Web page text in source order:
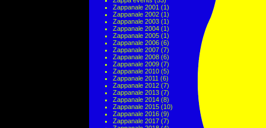
Zappanale 2001 (1)
Zappanale 2002 (1)
Zappanale 2003 (1)
Zappanale 2004 (1)
Zappanale 2005 (1)
Zappanale 2006 (6)
Zappanale 2007 (7)
Zappanale 2008 (6)
Zappanale 2009 (7)
Zappanale 2010 (5)
Zappanale 2011 (6)
Zappanale 2012 (7)
Zappanale 2013 (7)
Zappanale 2014 (8)
Zappanale 2015 (10)
Zappanale 2016 (9)
Zappanale 2017 (7)